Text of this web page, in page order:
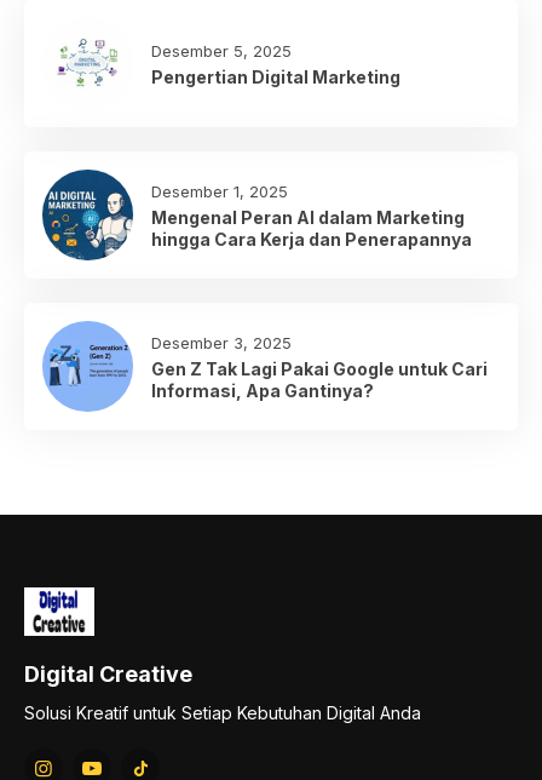
Desember 5, 2025
Pengertian Digital Marketing
Desember 1, 2025
Mengenal Peran AI dalam Marketing
hingga Cara Kerja dan Penerapannya
Desember 3, 2025
Gen Z Tak Lagi Pakai Google untuk Cari
Informasi, Apa Gantinya?
Digital Creative
Solusi Kreatif untuk Setiap Kebutuhan Digital Anda